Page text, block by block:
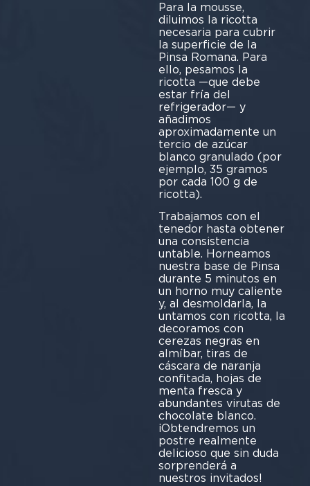
Para la mousse,
diluimos la ricotta
necesaria para cubrir
la superficie de la
Pinsa Romana. Para
ello, pesamos la
ricotta —que debe
estar fría del
refrigerador— y
añadimos
aproximadamente un
tercio de azúcar
blanco granulado (por
ejemplo, 35 gramos
por cada 100 g de
ricotta).
Trabajamos con el
tenedor hasta obtener
una consistencia
untable. Horneamos
nuestra base de Pinsa
durante 5 minutos en
un horno muy caliente
y, al desmoldarla, la
untamos con ricotta, la
decoramos con
cerezas negras en
almíbar, tiras de
cáscara de naranja
confitada, hojas de
menta fresca y
abundantes virutas de
chocolate blanco.
¡Obtendremos un
postre realmente
delicioso que sin duda
sorprenderá a
nuestros invitados!